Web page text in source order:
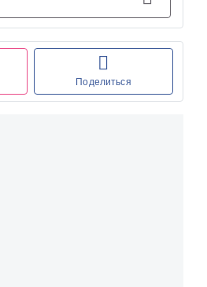
Поделиться